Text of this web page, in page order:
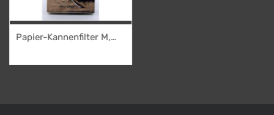
Papier-Kannenfilter M,